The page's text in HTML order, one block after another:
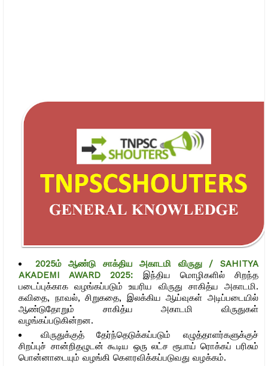
2025ம் ஆண்டு சாக்திய அகாடமி விருது / SAHITYA
AKADEMI AWARD 2025:
இந்திய மொழிகளில் சிறந்த
படைப்புக்காக வழங்கப்படும் உயரிய விருது சாகித்ய அகாடமி.
கவிதை, நாவல், சிறுகதை, இலக்கிய ஆய்வுகள் அடிப்படையில்
ஆண்டுதோறும் சாகித்ய அகாடமி விருதுகள்
வழங்கப்படுகின்றன.
விருதுக்குத் தேர்ந்தெடுக்கப்படும் எழுத்தாளர்களுக்குச்
சிறப்புச் சான்றிதழுடன் கூடிய ஒரு லட்ச ரூபாய் ரொக்கப் பரிசும்
பொன்னாடையும் வழங்கி கௌரவிக்கப்படுவது வழக்கம்.